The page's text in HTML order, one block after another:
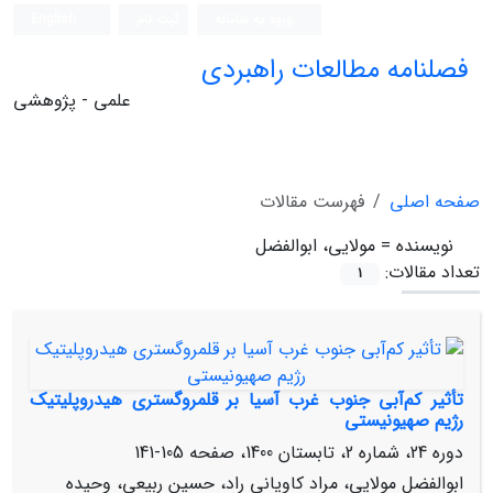
فصلنامه مطالعات راهبردی
علمی - پژوهشی
صفحه اصلی
فهرست مقالات
نویسنده = مولایی، ابوالفضل
تعداد مقالات:
1
تأثیر کم‌آبی جنوب غرب آسیا بر قلمروگستری هیدروپلیتیک
رژیم صهیونیستی
دوره 24، شماره 2، تابستان 1400، صفحه
105-141
ابوالفضل مولایی، مراد کاویانی راد، حسین ربیعی، وحیده